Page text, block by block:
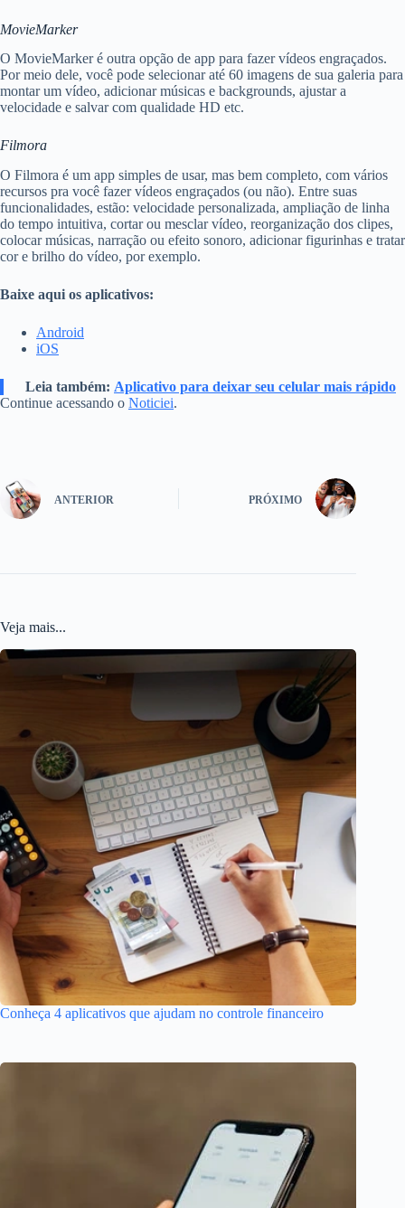
MovieMarker
O MovieMarker é outra opção de app para fazer vídeos engraçados.
Por meio dele, você pode selecionar até 60 imagens de sua galeria para
montar um vídeo, adicionar músicas e backgrounds, ajustar a
velocidade e salvar com qualidade HD etc.
Filmora
O Filmora é um app simples de usar, mas bem completo, com vários
recursos pra você fazer vídeos engraçados (ou não). Entre suas
funcionalidades, estão: velocidade personalizada, ampliação de linha
do tempo intuitiva, cortar ou mesclar vídeo, reorganização dos clipes,
colocar músicas, narração ou efeito sonoro, adicionar figurinhas e tratar
cor e brilho do vídeo, por exemplo.
Baixe aqui os aplicativos:
Android
iOS
Leia também: Aplicativo para deixar seu celular mais rápido
Continue acessando o Noticiei.
ANTERIOR PRÓXIMO
Veja mais...
Conheça 4 aplicativos que ajudam no controle financeiro